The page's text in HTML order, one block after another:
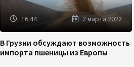
16:44 2 марта 2022
В Грузии обсуждают возможность
импорта пшеницы из Европы